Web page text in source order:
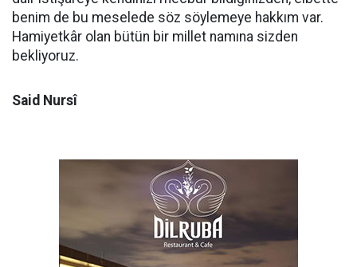
benim de bu meselede söz söylemeye hakkım var.
Hamiyetkâr olan bütün bir millet namına sizden
bekliyoruz.
Said Nursî